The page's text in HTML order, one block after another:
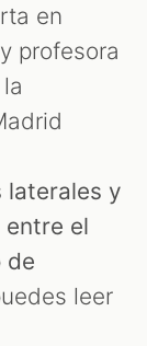
en
profesora
laterales y
entre el
de
leer